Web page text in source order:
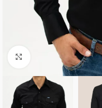
Click to enlarge